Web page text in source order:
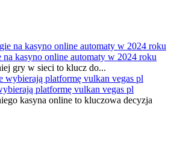
na kasyno online automaty w 2024 roku
gry w sieci to klucz do...
platformę vulkan vegas pl
kasyna online to kluczowa decyzja